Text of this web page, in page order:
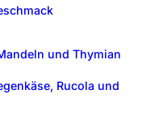
und Thymian
Rucola und